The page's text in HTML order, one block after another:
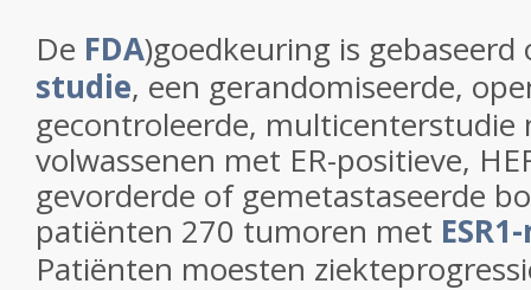
De FDA)goedkeuring is
studie, een gerandomiseerde,
gecontroleerde, multicenterstudie
volwassenen met ER-positieve,
gevorderde of gemetastaseerde
patiënten 270 tumoren met
Patiënten moesten